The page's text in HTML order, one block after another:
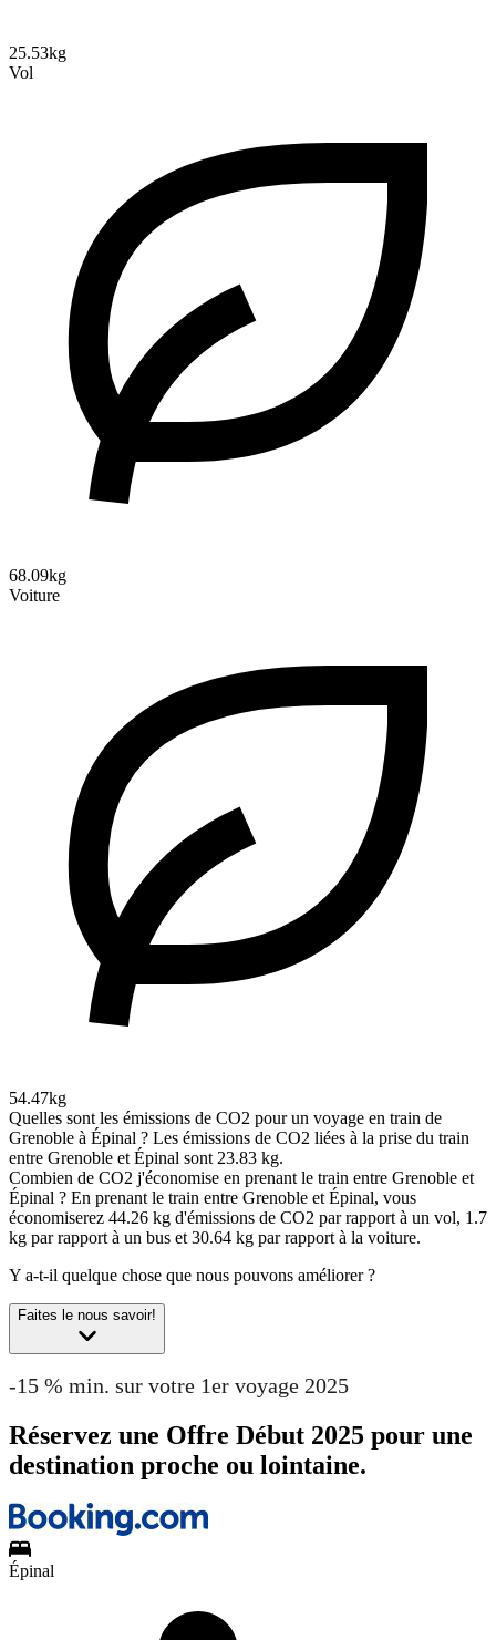
25.53kg
Vol
68.09kg
Voiture
54.47kg
Quelles sont les émissions de CO2 pour un voyage en train de
Grenoble à Épinal ? Les émissions de CO2 liées à la prise du train
entre Grenoble et Épinal sont 23.83 kg.
Combien de CO2 j'économise en prenant le train entre Grenoble et
Épinal ? En prenant le train entre Grenoble et Épinal, vous
économiserez 44.26 kg d'émissions de CO2 par rapport à un vol, 1.7
kg par rapport à un bus et 30.64 kg par rapport à la voiture.
Y a-t-il quelque chose que nous pouvons améliorer ?
Faites le nous savoir!
-15 % min. sur votre 1er voyage 2025
Réservez une Offre Début 2025 pour une
destination proche ou lointaine.
Épinal